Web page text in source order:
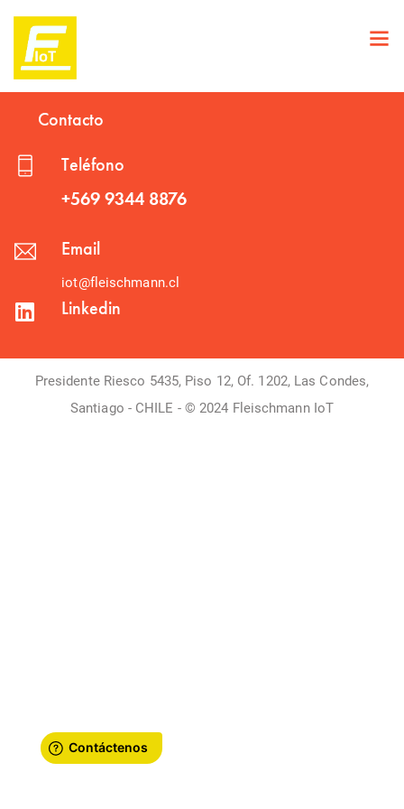
Contacto
Teléfono
+569 9344 8876
Email
iot@fleischmann.cl
Linkedin
Presidente Riesco 5435, Piso 12, Of. 1202, Las Condes,
Santiago - CHILE - © 2024 Fleischmann IoT